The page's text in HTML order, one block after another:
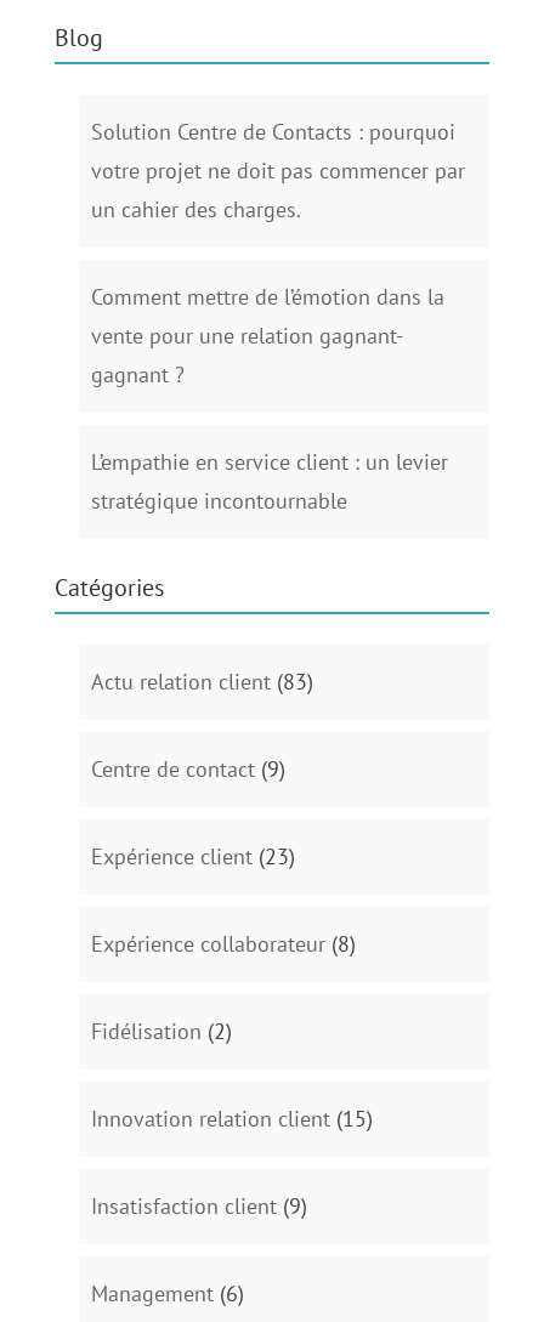
Blog
Solution Centre de Contacts : pourquoi
votre projet ne doit pas commencer par
un cahier des charges.
Comment mettre de l’émotion dans la
vente pour une relation gagnant-
gagnant ?
L’empathie en service client : un levier
stratégique incontournable
Catégories
Actu relation client(83)
Centre de contact(9)
Expérience client(23)
Expérience collaborateur(8)
Fidélisation (2)
Innovation relation client(15)
Insatisfaction client(9)
Management(6)